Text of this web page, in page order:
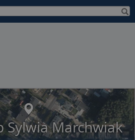
Sylwia Marchwiak